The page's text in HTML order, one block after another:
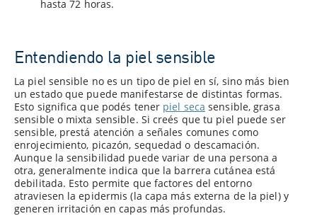
hasta 72 horas.
Entendiendo la piel sensible
La piel sensible no es un tipo de piel en sí, sino más bien
un estado que puede manifestarse de distintas formas.
Esto significa que podés tener piel seca sensible, grasa
sensible o mixta sensible. Si creés que tu piel puede ser
sensible, prestá atención a señales comunes como
enrojecimiento, picazón, sequedad o descamación.
Aunque la sensibilidad puede variar de una persona a
otra, generalmente indica que la barrera cutánea está
debilitada. Esto permite que factores del entorno
atraviesen la epidermis (la capa más externa de la piel) y
generen irritación en capas más profundas.